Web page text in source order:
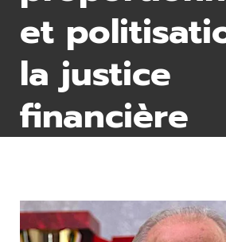
et
la justice
financière